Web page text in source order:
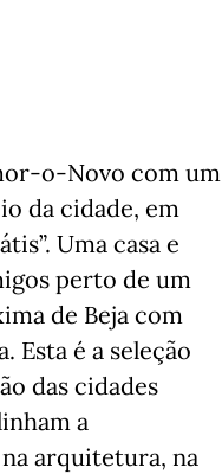
o-Novo com um
da cidade, em
Uma casa e
perto de um
de Beja com
Esta é a seleção
das cidades
a
arquitetura, na